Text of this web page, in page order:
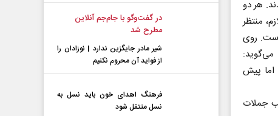
شدند. هر دو
منتظر
است. روی
اما پیش
جملات
افشاگری
در گفت‌و‌گو با جام‌جم آنلاین
مطرح شد
شیر مادر جایگزین ندارد | نوزادان را
از فواید آن محروم نکنیم
فرهنگ اهدای خون باید نسل به